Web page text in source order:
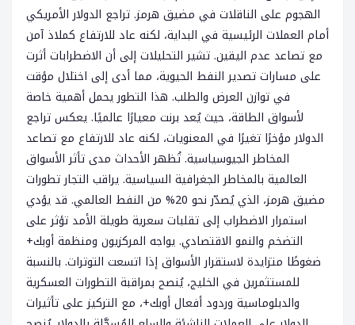
الهجوم على الناقلات في مضيق هرمز. تراجع الدولار الأمريكي
أمام العملات الرئيسية في البداية، لكنه عاد للارتفاع كملاذ آمن
مع تصاعد عدم اليقين. تشير التحليلات إلى أن الاضطرابات أثرت
على مسارات تصدير النفط الحيوية، مما أدى إلى اختلال مؤقت
في توازن العرض والطلب. هذا التطور يحمل أهمية خاصة
لأسواق الطاقة، حيث يُعد برنت معيارًا عالميًا. يعكس تراجع
الدولار مؤخرًا تغيرًا في المعنويات، لكنه عاد للارتفاع مع تصاعد
المخاطر الجيوسياسية. تُظهر الأحداث مدى تأثر الأسواق
العالمية بالمخاطر الجغرافية السياسية. يراقب التجار تطورات
مضيق هرمز، الذي يُصدّر نحو 20% من النفط العالمي. قد يؤدي
استمرار الاضطراب إلى تقلبات سعرية طويلة الأمد تؤثر على
التضخم والنمو الاقتصادي. يواجه المركزيون ومنظمة أوبك+
ضغوطًا متزايدة لاستقرار الأسواق إذا اتسعت التوترات. بالنسبة
للمستثمرين في الخليج، يُنصح بمراقبة التطورات العسكرية
والدبلوماسية وردود أفعال أوبك+، مع التركيز على تأثيرات